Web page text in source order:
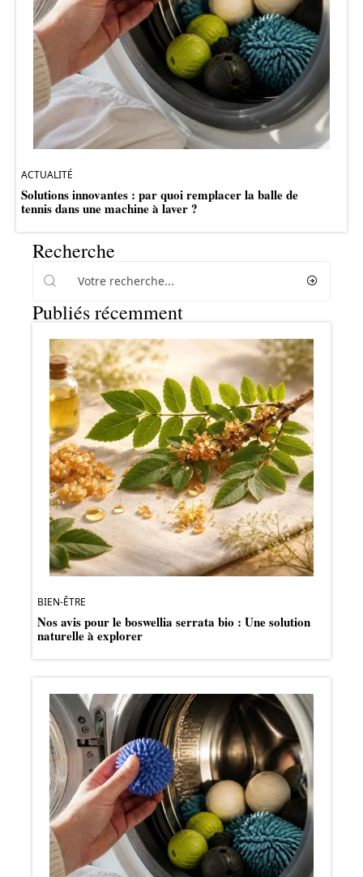
ACTUALITÉ
Solutions innovantes : par quoi remplacer la balle de
tennis dans une machine à laver ?
Recherche
Publiés récemment
BIEN-ÊTRE
Nos avis pour le boswellia serrata bio : Une solution
naturelle à explorer